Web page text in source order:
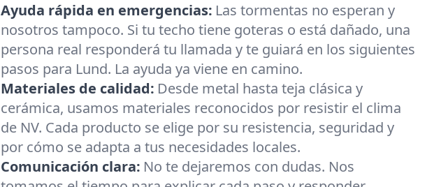
Ayuda rápida en emergencias: Las tormentas no esperan y
nosotros tampoco. Si tu techo tiene goteras o está dañado, una
persona real responderá tu llamada y te guiará en los siguientes
pasos para Lund. La ayuda ya viene en camino.
Materiales de calidad: Desde metal hasta teja clásica y
cerámica, usamos materiales reconocidos por resistir el clima
de NV. Cada producto se elige por su resistencia, seguridad y
por cómo se adapta a tus necesidades locales.
Comunicación clara: No te dejaremos con dudas. Nos